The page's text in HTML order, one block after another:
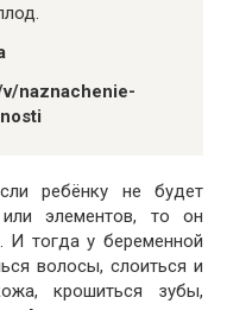
naznachenie-
ребёнку не будет
или элементов, то он
И тогда у беременной
волосы, слоиться и
крошиться зубы,